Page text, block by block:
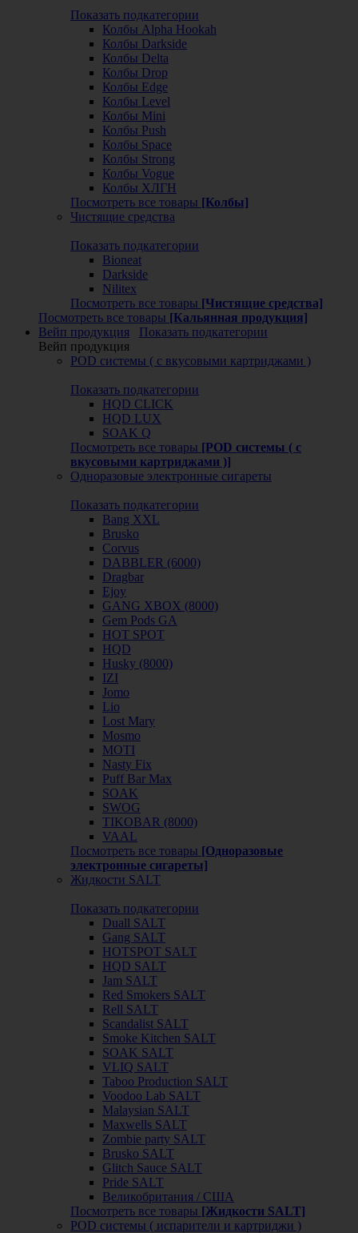
Показать подкатегории
Колбы Alpha Hookah
Колбы Darkside
Колбы Delta
Колбы Drop
Колбы Edge
Колбы Level
Колбы Mini
Колбы Push
Колбы Space
Колбы Strong
Колбы Vogue
Колбы ХЛГН
Посмотреть все товары [Колбы]
Чистящие средства
Показать подкатегории
Bioneat
Darkside
Nilitex
Посмотреть все товары [Чистящие средства]
Посмотреть все товары [Кальянная продукция]
Вейп продукция
Показать подкатегории
Вейп продукция
POD системы ( с вкусовыми картриджами )
Показать подкатегории
HQD CLICK
HQD LUX
SOAK Q
Посмотреть все товары [POD системы ( с
вкусовыми картриджами )]
Одноразовые электронные сигареты
Показать подкатегории
Bang XXL
Brusko
Corvus
DABBLER (6000)
Dragbar
Ejoy
GANG XBOX (8000)
Gem Pods GA
HOT SPOT
HQD
Husky (8000)
IZI
Jomo
Lio
Lost Mary
Mosmo
MOTI
Nasty Fix
Puff Bar Max
SOAK
SWOG
TIKOBAR (8000)
VAAL
Посмотреть все товары [Одноразовые
электронные сигареты]
Жидкости SALT
Показать подкатегории
Duall SALT
Gang SALT
HOTSPOT SALT
HQD SALT
Jam SALT
Red Smokers SALT
Rell SALT
Scandalist SALT
Smoke Kitchen SALT
SOAK SALT
VLIQ SALT
Taboo Production SALT
Voodoo Lab SALT
Malaysian SALT
Maxwells SALT
Zombie party SALT
Brusko SALT
Glitch Sauce SALT
Pride SALT
Великобритания / США
Посмотреть все товары [Жидкости SALT]
POD системы ( испарители и картриджи )